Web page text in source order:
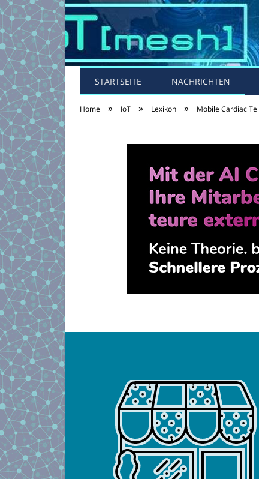
STARTSEITE NACHRICHTEN
Home » IoT » Lexikon » Mobile Cardiac